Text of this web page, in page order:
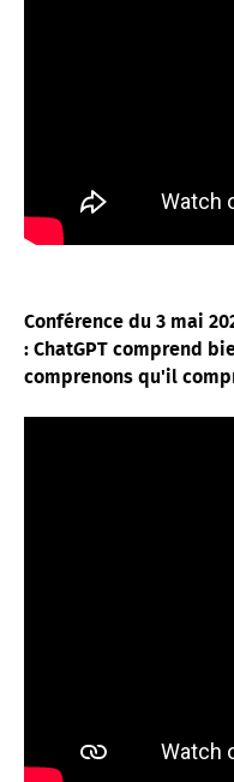
Conférence du 3 mai
: ChatGPT comprend
comprenons qu'il